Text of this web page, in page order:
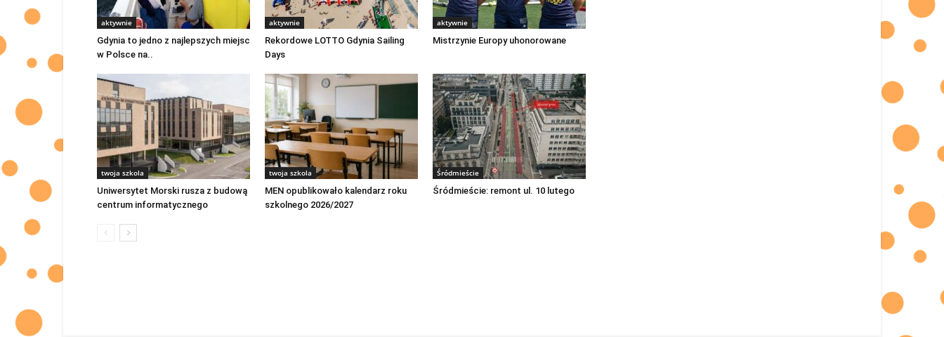
aktywnie
Gdynia to jedno z najlepszych miejsc
w Polsce na..
aktywnie
Rekordowe LOTTO Gdynia Sailing
Days
aktywnie
Mistrzynie Europy uhonorowane
twoja szkola
Uniwersytet Morski rusza z budową
centrum informatycznego
twoja szkola
MEN opublikowało kalendarz roku
szkolnego 2026/2027
Śródmieście
Śródmieście: remont ul. 10 lutego